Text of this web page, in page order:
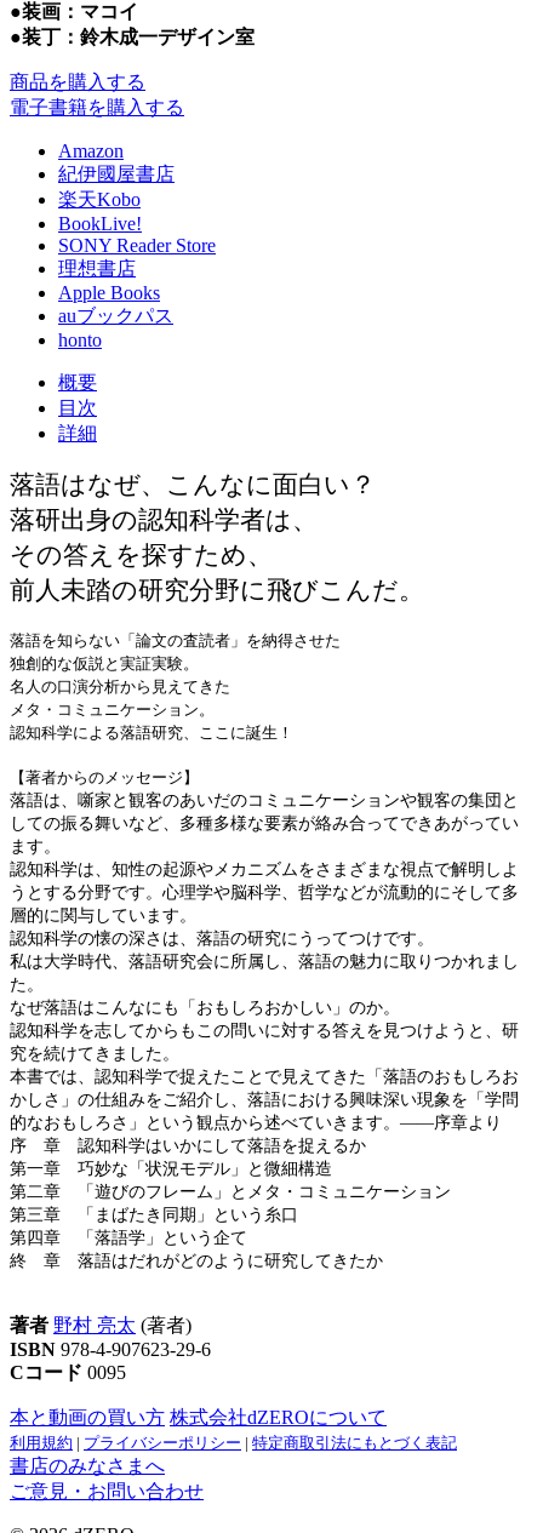
●装画：マコイ
●装丁：鈴木成一デザイン室
商品を購入する
電子書籍を購入する
Amazon
紀伊國屋書店
楽天Kobo
BookLive!
SONY Reader Store
理想書店
Apple Books
auブックパス
honto
概要
目次
詳細
落語はなぜ、こんなに面白い？
落研出身の認知科学者は、
その答えを探すため、
前人未踏の研究分野に飛びこんだ。
落語を知らない「論文の査読者」を納得させた
独創的な仮説と実証実験。
名人の口演分析から見えてきた
メタ・コミュニケーション。
認知科学による落語研究、ここに誕生！
【著者からのメッセージ】
落語は、噺家と観客のあいだのコミュニケーションや観客の集団と
しての振る舞いなど、多種多様な要素が絡み合ってできあがってい
ます。
認知科学は、知性の起源やメカニズムをさまざまな視点で解明しよ
うとする分野です。心理学や脳科学、哲学などが流動的にそして多
層的に関与しています。
認知科学の懐の深さは、落語の研究にうってつけです。
私は大学時代、落語研究会に所属し、落語の魅力に取りつかれまし
た。
なぜ落語はこんなにも「おもしろおかしい」のか。
認知科学を志してからもこの問いに対する答えを見つけようと、研
究を続けてきました。
本書では、認知科学で捉えたことで見えてきた「落語のおもしろお
かしさ」の仕組みをご紹介し、落語における興味深い現象を「学問
的なおもしろさ」という観点から述べていきます。――序章より
序 章 認知科学はいかにして落語を捉えるか
第一章 巧妙な「状況モデル」と微細構造
第二章 「遊びのフレーム」とメタ・コミュニケーション
第三章 「まばたき同期」という糸口
第四章 「落語学」という企て
終 章 落語はだれがどのように研究してきたか
著者 野村 亮太 (著者)
ISBN 978-4-907623-29-6
Cコード 0095
本と動画の買い方 株式会社dZEROについて
利用規約 | プライバシーポリシー | 特定商取引法にもとづく表記
書店のみなさまへ
ご意見・お問い合わせ